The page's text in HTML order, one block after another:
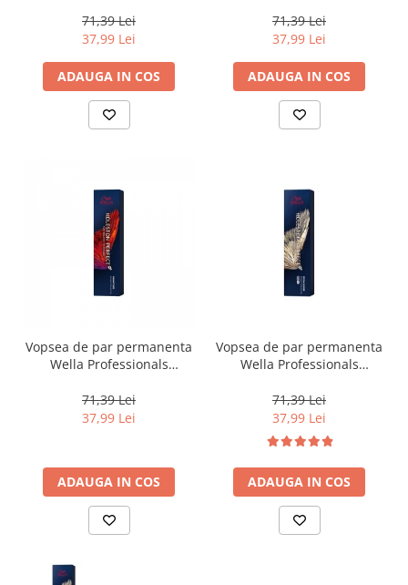
, Blond Luminos Deschis
Perlat Violet, 60 ml
71,39 Lei
37,99 Lei
ADAUGA IN COS
Blond Luminos Albastrui
Cenusiu, 60 ml
71,39 Lei
37,99 Lei
ADAUGA IN COS
Vopsea de par permanenta
Wella Professionals
, Castaniu Deschis Intens
Violet Mahon , 60 ml
71,39 Lei
37,99 Lei
ADAUGA IN COS
Vopsea de par permanenta
Wella Professionals
, Blond Special Perlat Violet,
60 ml
71,39 Lei
37,99 Lei
ADAUGA IN COS